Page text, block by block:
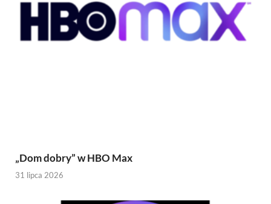
„Dom dobry” w HBO Max
31 lipca 2026